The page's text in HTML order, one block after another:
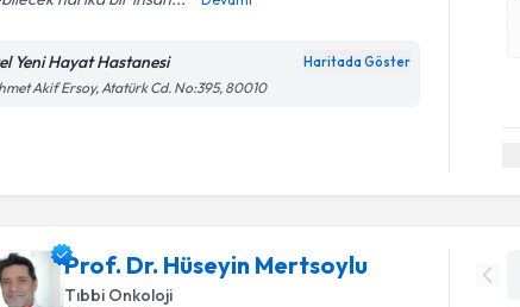
Yeni Hayat Hastanesi Haritada Göster
Akif Ersoy, Atatürk Cd. No:395, 80010
Prof. Dr. Hüseyin Mertsoylu
Tıbbi Onkoloji